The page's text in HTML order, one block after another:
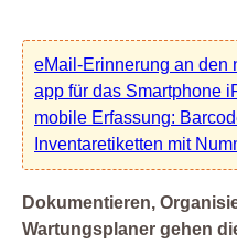
eMail-Erinnerung an den
app für das Smartphone
mobile Erfassung:
Inventaretiketten mit
Dokumentieren,
Wartungsplaner gehen